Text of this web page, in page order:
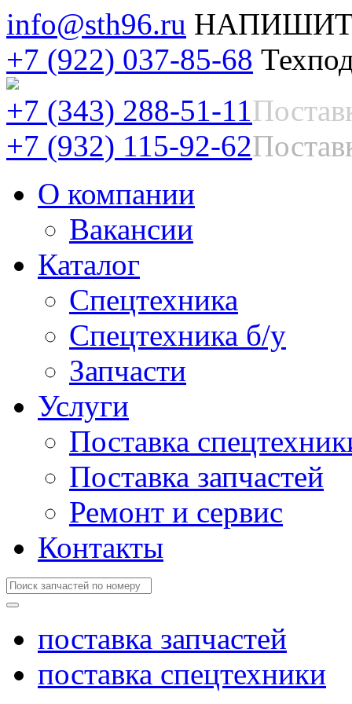
info@sth96.ru
+7 (922) 037-85-68
+7 (343) 288-51-11
+7 (932) 115-92-62
О компании
Вакансии
Каталог
Спецтехника
Спецтехника б/у
Запчасти
Услуги
Поставка
Поставка запчастей
Ремонт и сервис
Контакты
поставка запчастей
поставка спецтехники